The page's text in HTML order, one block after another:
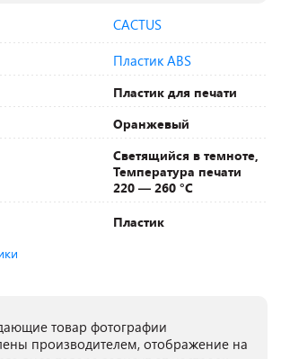
CACTUS
Пластик ABS
Пластик для печати
Оранжевый
Светящийся в темноте,
Температура печати
220 — 260 °C
Пластик
товар фотографии
производителем, отображение на